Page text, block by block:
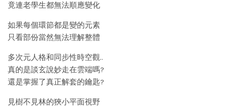
竟連老學生都無法順應變化
如果每個環節都是變的元素
只看部份當然無法理解整體
多次元人格和同步性時空觀..
真的是談玄說妙走在雲端嗎?
還是掌握了真正解套的鑰匙?
見樹不見林的狹小平面視野